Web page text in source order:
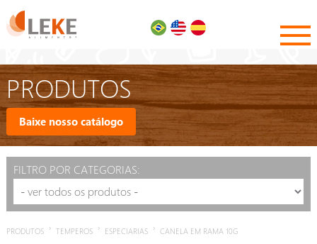
PRODUTOS
Baixe nosso catálogo
FILTRO POR CATEGORIAS:
PRODUTOS › TEMPEROS › ESPECIARIAS › CANELA EM RAMA 10G